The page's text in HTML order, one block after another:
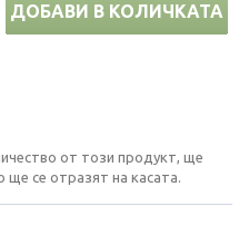
ДОБАВИ В КОЛИЧКАТА
от този продукт, ще
ще се отразят на касата.